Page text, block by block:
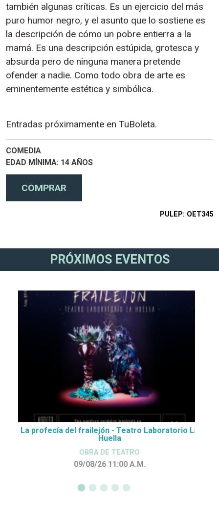
también algunas críticas. Es un ejercicio del más
puro humor negro, y el asunto que lo sostiene es
la descripción de cómo un pobre entierra a la
mamá. Es una descripción estúpida, grotesca y
absurda pero de ninguna manera pretende
ofender a nadie. Como todo obra de arte es
eminentemente estética y simbólica.
Entradas próximamente en TuBoleta.
COMEDIA
EDAD MÍNIMA 14 AÑOS
PULEP OET345
PRÓXIMOS EVENTOS
La profecía del frailejón - Teatro Laboratorio La
Huella
OBRA DE TEATRO
09/08/26 11:00 A.M.